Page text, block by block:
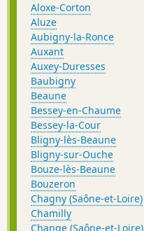
Aloxe-Corton
Aluze
Aubigny-la-Ronce
Auxant
Auxey-Duresses
Baubigny
Beaune
Bessey-en-Chaume
Bessey-la-Cour
Bligny-lès-Beaune
Bligny-sur-Ouche
Bouze-lès-Beaune
Bouzeron
Chagny (Saône-et-Loire)
Chamilly
Change (Saône-et-Loire)